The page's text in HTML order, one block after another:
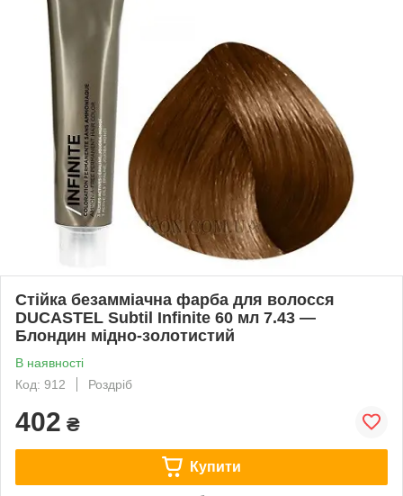
Стійка безамміачна фарба для волосся
DUCASTEL Subtil Infinite 60 мл 7.43 —
Блондин мідно-золотистий
В наявності
Код: 912
Роздріб
402 ₴
Купити